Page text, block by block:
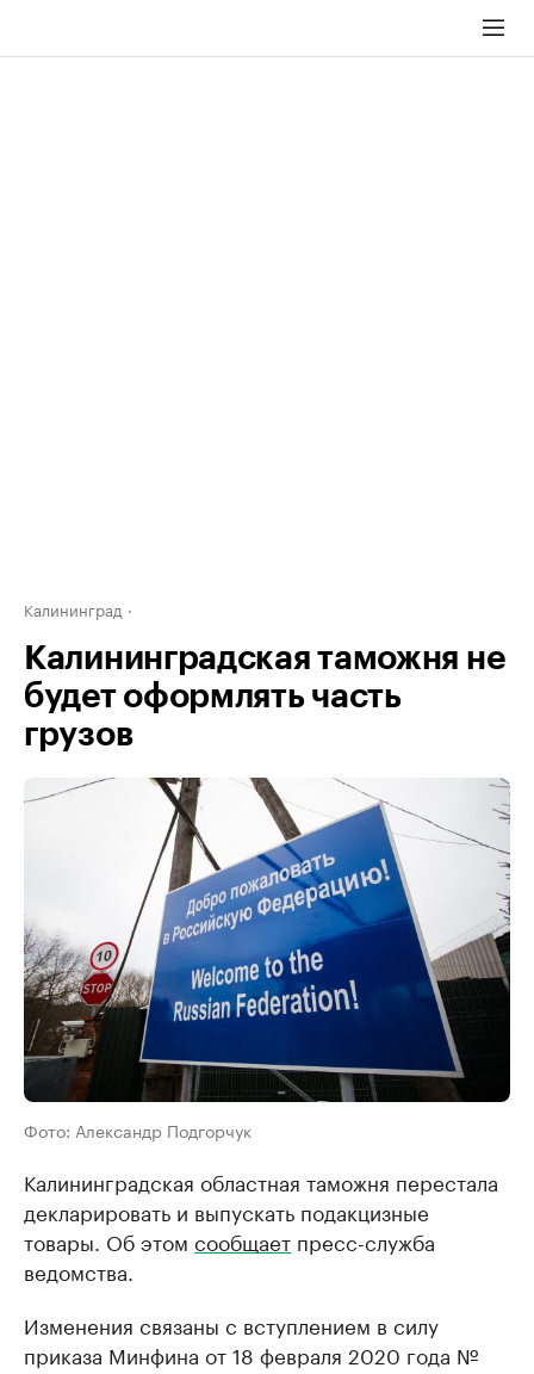
Калининград
Калининградская таможня не
будет оформлять часть
грузов
Фото: Александр Подгорчук
Калининградская областная таможня перестала
декларировать и выпускать подакцизные
товары. Об этом сообщает пресс-служба
ведомства.
Изменения связаны с вступлением в силу
приказа Минфина от 18 февраля 2020 года №